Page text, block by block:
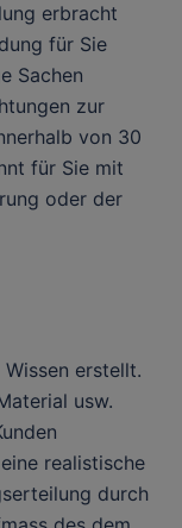
erbracht
für Sie
Sachen
zur
von 30
für Sie mit
oder der
erstellt.
usw.
realistische
durch